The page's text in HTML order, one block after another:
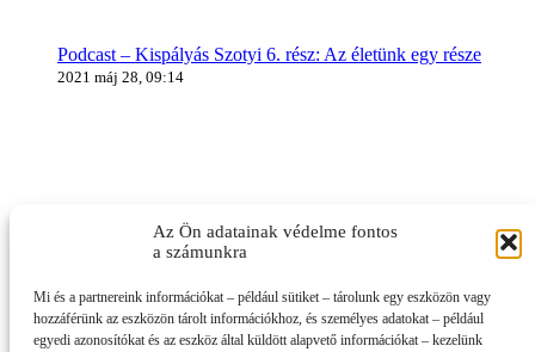
Az Ön adatainak védelme fontos
a számunkra
Mi és a partnereink információkat – például sütiket – tárolunk egy eszközön vagy
hozzáférünk az eszközön tárolt információkhoz, és személyes adatokat – például
egyedi azonosítókat és az eszköz által küldött alapvető információkat – kezelünk
Podcast – Kispályás Szotyi 6. rész: Az életünk egy része
2021 máj 28, 09:14